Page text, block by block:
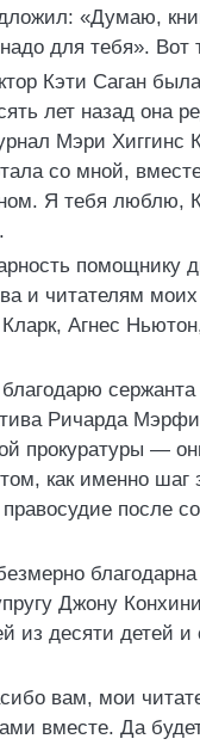
«Думаю,
для тебя». Вот
Кэти Саган
лет назад она
Мэри Хиггинс
со мной,
Я тебя люблю,
помощнику
и читателям моих
Агнес
Ричарда
прокуратуры —
как именно шаг
после
Джону
из десяти детей и
вам, мои
вместе. Да